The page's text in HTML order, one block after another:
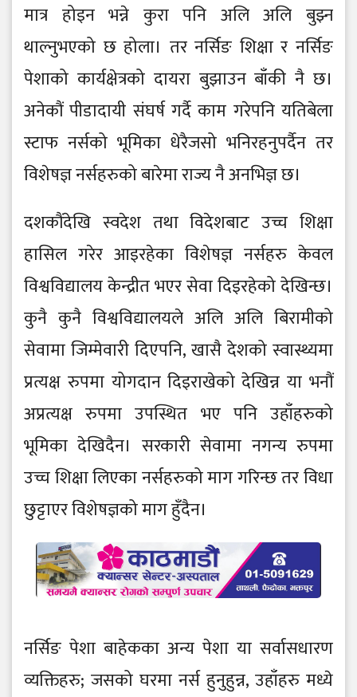
मात्र होइन भन्ने कुरा पनि अलि अलि बुझ्न
थाल्नुभएको छ होला। तर नर्सिङ शिक्षा र नर्सिङ
पेशाको कार्यक्षेत्रको दायरा बुझाउन बाँकी नै छ।
अनेकौं पीडादायी संघर्ष गर्दै काम गरेपनि यतिबेला
स्टाफ नर्सको भूमिका धेरैजसो भनिरहनुपर्दैन तर
विशेषज्ञ नर्सहरुको बारेमा राज्य नै अनभिज्ञ छ।
दशकौंदेखि स्वदेश तथा विदेशबाट उच्च शिक्षा
हासिल गरेर आइरहेका विशेषज्ञ नर्सहरु केवल
विश्वविद्यालय केन्द्रीत भएर सेवा दिइरहेको देखिन्छ।
कुनै कुनै विश्वविद्यालयले अलि अलि बिरामीको
सेवामा जिम्मेवारी दिएपनि, खासै देशको स्वास्थ्यमा
प्रत्यक्ष रुपमा योगदान दिइराखेको देखिन्न या भनौं
अप्रत्यक्ष रुपमा उपस्थित भए पनि उहाँहरुको
भूमिका देखिदैन। सरकारी सेवामा नगन्य रुपमा
उच्च शिक्षा लिएका नर्सहरुको माग गरिन्छ तर विधा
छुट्टाएर विशेषज्ञको माग हुँदैन।
नर्सिङ पेशा बाहेकका अन्य पेशा या सर्वासधारण
व्यक्तिहरु; जसको घरमा नर्स हुनुहुन्न, उहाँहरु मध्ये